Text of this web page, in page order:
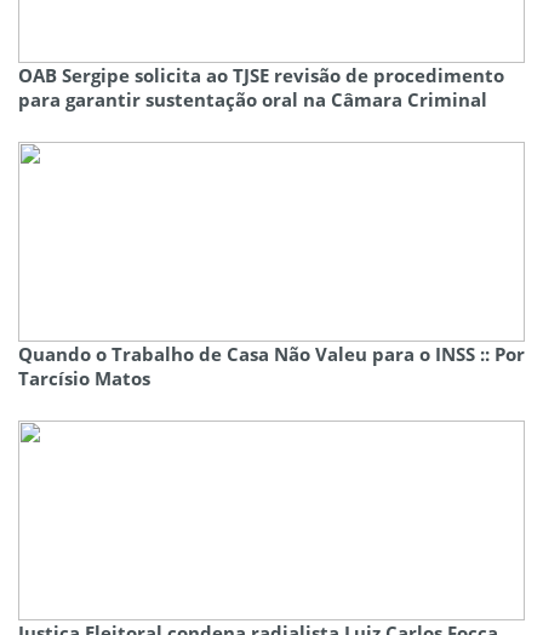
OAB Sergipe solicita ao TJSE revisão de procedimento
para garantir sustentação oral na Câmara Criminal
Quando o Trabalho de Casa Não Valeu para o INSS :: Por
Tarcísio Matos